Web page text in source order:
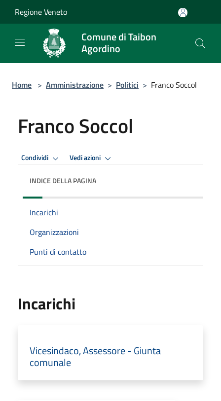
Regione Veneto
Comune di Taibon
Agordino
Home > Amministrazione > Politici > Franco Soccol
Franco Soccol
Condividi Vedi azioni
INDICE DELLA PAGINA
Incarichi
Organizzazioni
Punti di contatto
Incarichi
Vicesindaco, Assessore - Giunta
comunale